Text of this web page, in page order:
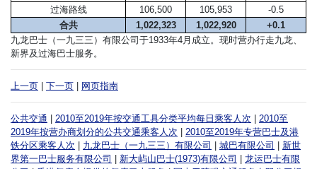
过海路线
106,500 105,953
-0.5
合共
1,022,323 1,022,920
+0.1
九龙巴士（一九三三）有限公司于1933年4月成立。现时营办行走九龙、
新界及过海巴士服务。
上一页 下一页 网页指南
公共交通 2010至2019年按交通工具分类平均每日乘客人次
2010至
2019年按营办商划分的公共交通乘客人次
2010至2019年专营巴士及港
铁分区乘客人次
九龙巴士（一九三三）有限公司 城巴有限公司
新世
界第一巴士服务有限公司
新大屿山巴士(1973)有限公司
龙运巴士有限